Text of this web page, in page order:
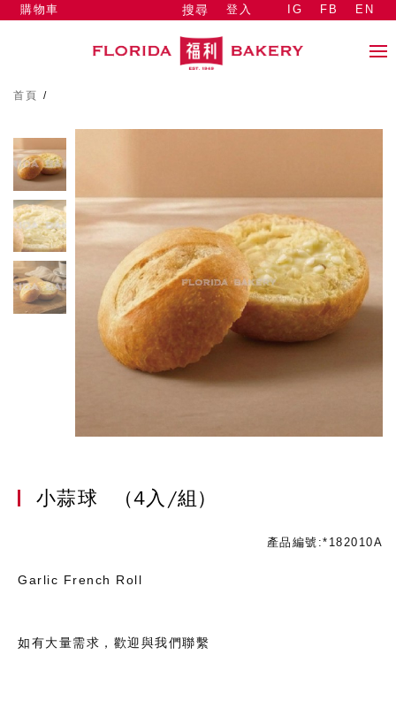
搜尋 登入
購物車 IG FB EN
首頁 /
小蒜球 (4入/組)
產品編號:*182010A
Garlic French Roll
如有大量需求，歡迎與我們聯繫